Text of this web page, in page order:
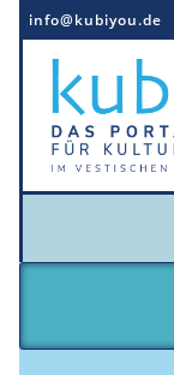
Direkt
zum
Inhalt
info@kubiyou.de